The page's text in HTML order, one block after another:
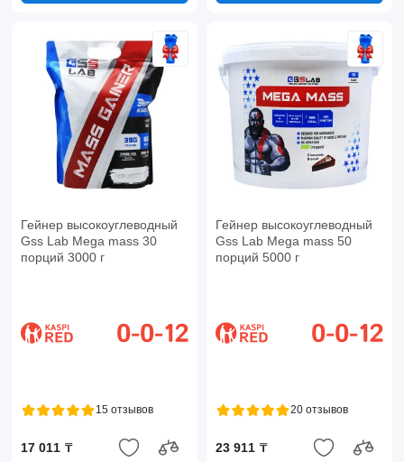
Гейнер высокоуглеводный
Gss Lab Mega mass 30
порций 3000 г
15 отзывов
17 011 ₸
Гейнер высокоуглеводный
Gss Lab Mega mass 50
порций 5000 г
20 отзывов
23 911 ₸